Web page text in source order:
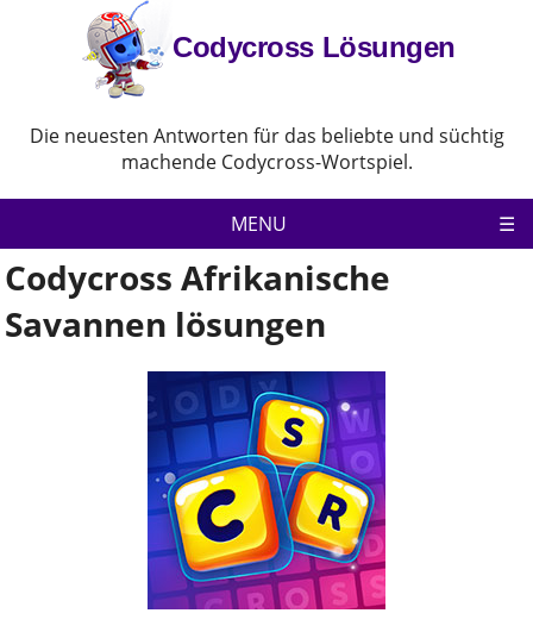
Codycross Lösungen
Die neuesten Antworten für das beliebte und süchtig
machende Codycross-Wortspiel.
MENU
Codycross
Datenschutz-Bestimmungen
Haftungsausschluss Kontaktiere uns
Codycross Afrikanische
Savannen lösungen